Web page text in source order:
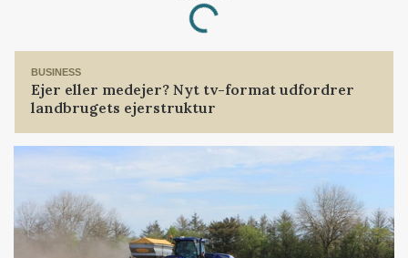
Loading...
BUSINESS
Ejer eller medejer? Nyt tv-format udfordrer
landbrugets ejerstruktur